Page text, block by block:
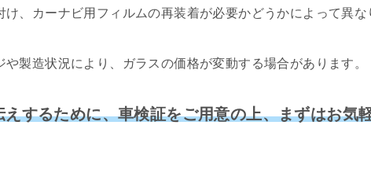
け、カーナビ用フィルムの再装着が必要かどうかによって異な
や製造状況により、ガラスの価格が変動する場合があります。
するために、車検証をご用意の上、まずはお気